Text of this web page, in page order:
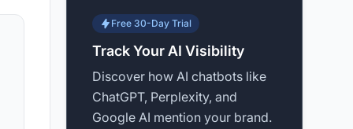
Free 30-Day Trial
Track Your AI Visibility
Discover how AI chatbots like
ChatGPT, Perplexity, and
Google AI mention your brand.